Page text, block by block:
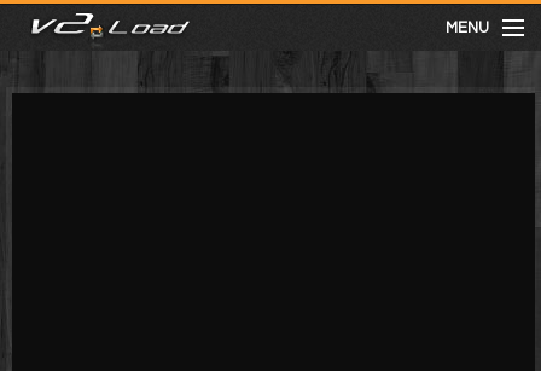
MENU
meist gesehen